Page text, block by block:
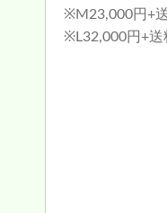
※M23,000円+
※L32,000円+送